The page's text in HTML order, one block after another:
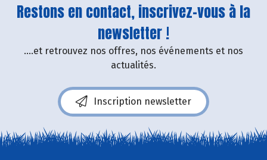
Restons en contact, inscrivez-vous à la
newsletter !
....et retrouvez nos offres, nos événements et nos
actualités.
Inscription newsletter